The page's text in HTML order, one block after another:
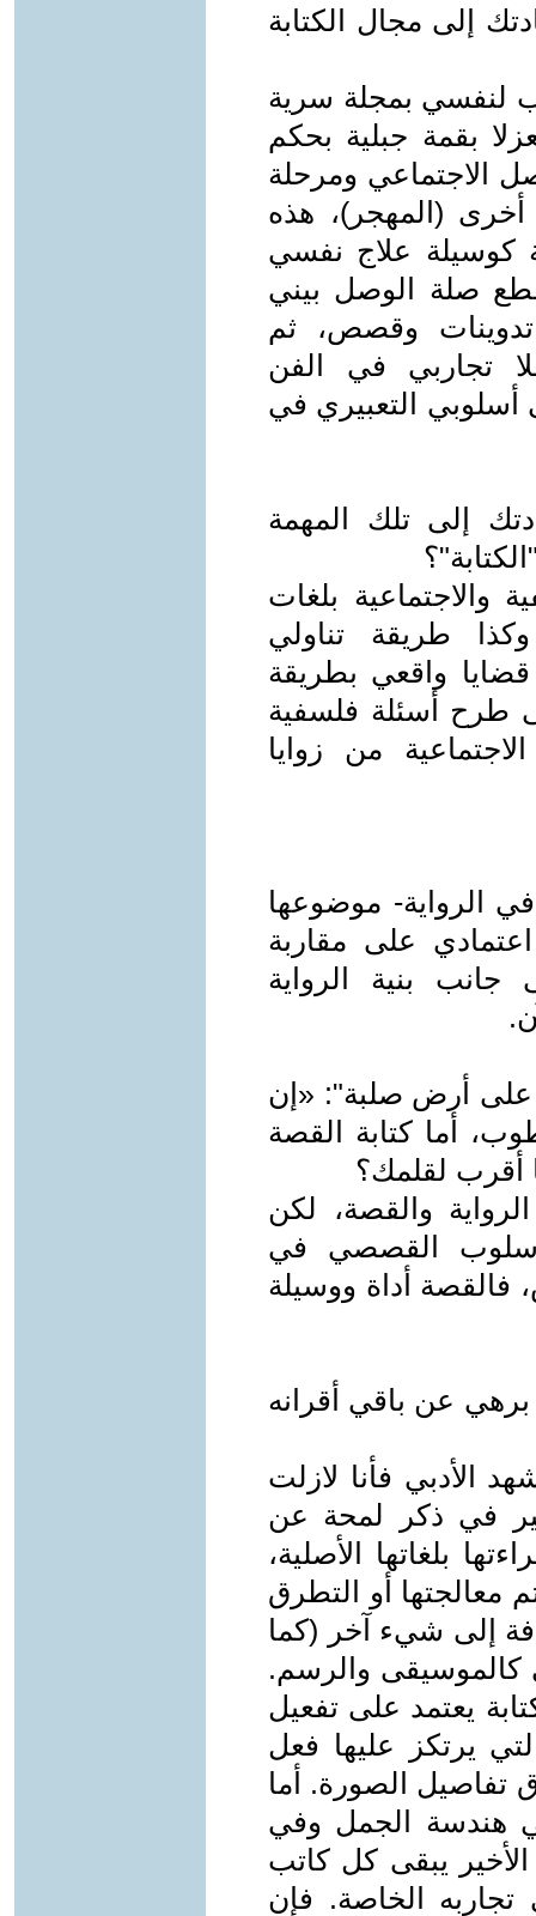
إلى مجال الكتابة
لنفسي بمجلة سرية
بقمة جبلية بحكم
الاجتماعي ومرحلة
أخرى (المهجر)، هذه
كوسيلة علاج نفسي
صلة الوصل بيني
وقصص، ثم
تجاربي في الفن
أسلوبي التعبيري في
إلى تلك المهمة
والاجتماعية بلغات
طريقة تناولي
واقعي بطريقة
طرح أسئلة فلسفية
من زوايا
الرواية- موضوعها
على مقاربة
جانب بنية الرواية
على أرض صلبة": «إن
أما كتابة القصة
أقرب لقلمك؟
والقصة، لكن
القصصي في
فالقصة أداة ووسيلة
عن باقي أقرانه
الأدبي فأنا لازلت
ضير في ذكر لمحة عن
بلغاتها الأصلية،
معالجتها أو التطرق
إلى شيء آخر (كما
والرسم.
يعتمد على تفعيل
يرتكز عليها فعل
تفاصيل الصورة. أما
هندسة الجمل وفي
الأخير يبقى كل كاتب
تجاربه الخاصة. فإن